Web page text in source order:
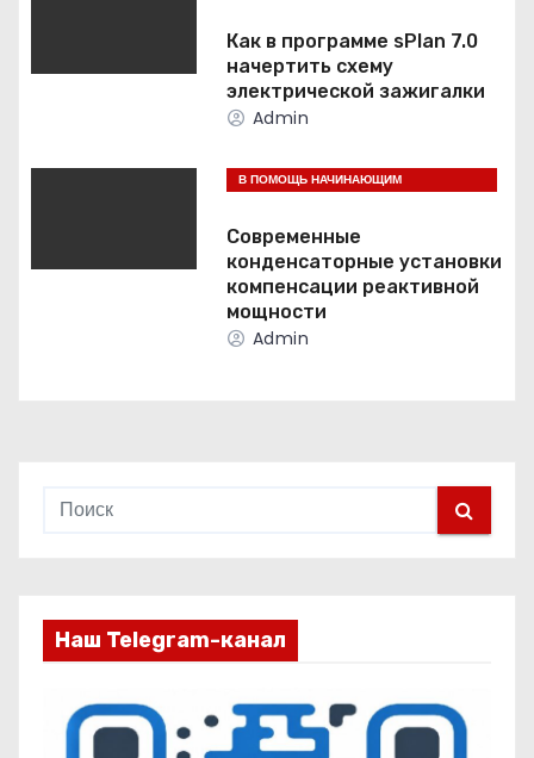
а
и
я
Как в программе sPlan 7.0
начертить схему
электрической зажигалки
Admin
В ПОМОЩЬ НАЧИНАЮЩИМ
Современные
конденсаторные установки
компенсации реактивной
мощности
Admin
Наш Telegram-канал